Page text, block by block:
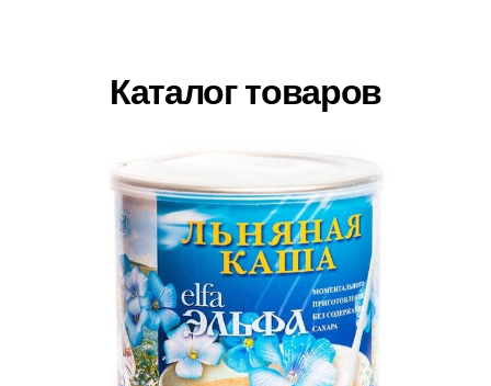
Каталог товаров